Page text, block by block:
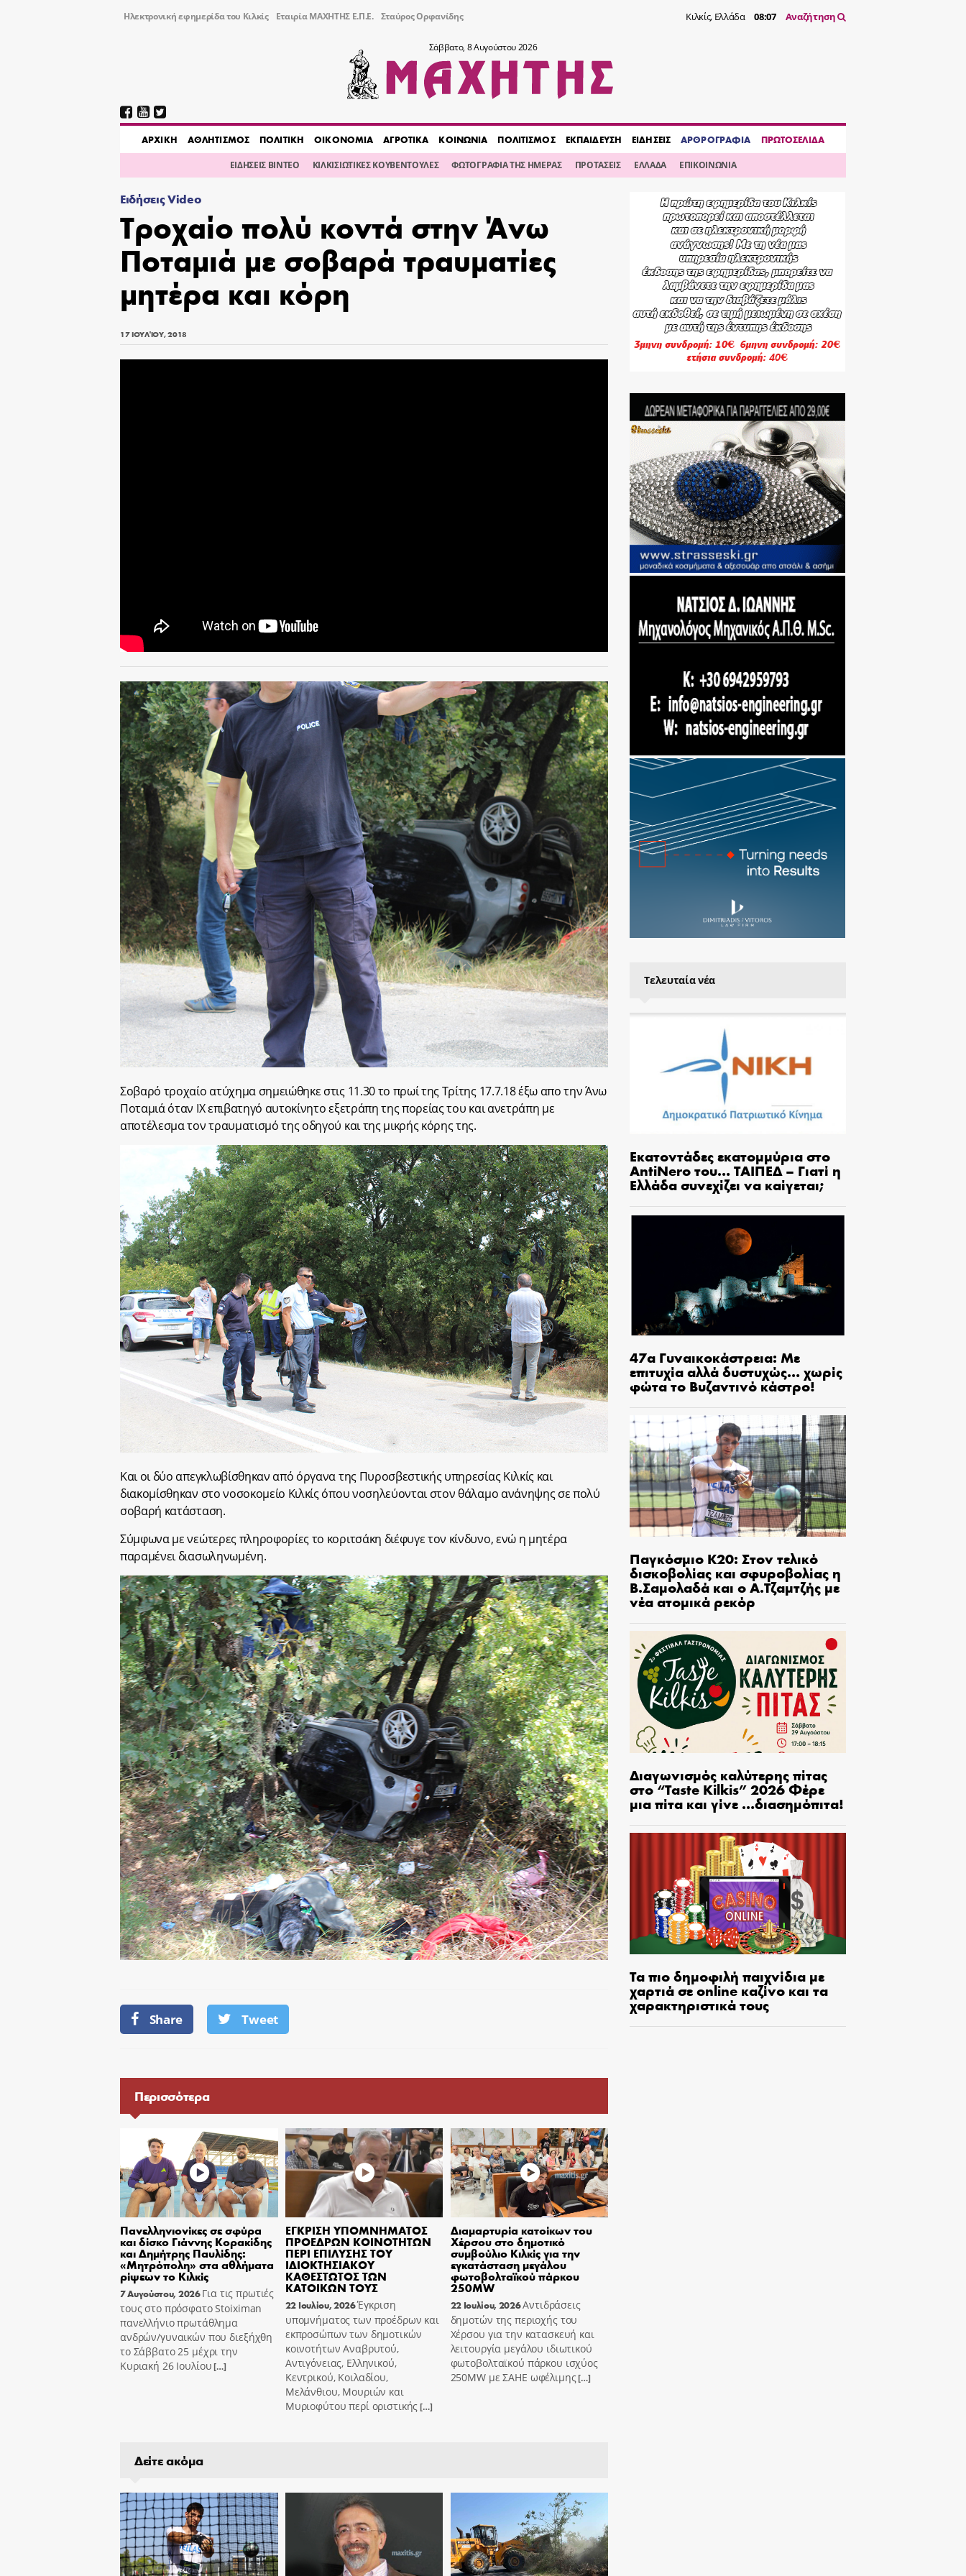
Ηλεκτρονική εφημερίδα του Κιλκίς Εταιρία ΜΑΧΗΤΗΣ Ε.Π.Ε. Σταύρος Ορφανίδης Κιλκίς, Ελλάδα 08:07 Αναζήτηση
Σάββατο, 8 Αυγούστου 2026
AΡΧΙΚΗ ΑΘΛΗΤΙΣΜΟΣ ΠΟΛΙΤΙΚΗ ΟΙΚΟΝΟΜΙΑ ΑΓΡΟΤΙΚΑ ΚΟΙΝΩΝΙΑ ΠΟΛΙΤΙΣΜΟΣ ΕΚΠΑΙΔΕΥΣΗ ΕΙΔΗΣΕΙΣ ΑΡΘΡΟΓΡΑΦΙΑ ΠΡΩΤΟΣΕΛΙΔΑ
ΕΙΔΗΣΕΙΣ ΒΙΝΤΕΟ ΚΙΛΚΙΣΙΩΤΙΚΕΣ ΚΟΥΒΕΝΤΟΥΛΕΣ ΦΩΤΟΓΡΑΦΙΑ ΤΗΣ ΗΜΕΡΑΣ ΠΡΟΤΑΣΕΙΣ ΕΛΛΑΔΑ ΕΠΙΚΟΙΝΩΝΙΑ
Ειδήσεις Video
Τροχαίο πολύ κοντά στην Άνω
Ποταμιά με σοβαρά τραυματίες
μητέρα και κόρη
17 ΙΟΥΛΊΟΥ, 2018
Σοβαρό τροχαίο ατύχημα σημειώθηκε στις 11.30 το πρωί της Τρίτης 17.7.18 έξω απο την Άνω
Ποταμιά όταν ΙΧ επιβατηγό αυτοκίνητο εξετράπη της πορείας του και ανετράπη με
αποτέλεσμα τον τραυματισμό της οδηγού και της μικρής κόρης της.
Και οι δύο απεγκλωβίσθηκαν από όργανα της Πυροσβεστικής υπηρεσίας Κιλκίς και
διακομίσθηκαν στο νοσοκομείο Κιλκίς όπου νοσηλεύονται στον θάλαμο ανάνηψης σε πολύ
σοβαρή κατάσταση.
Σύμφωνα με νεώτερες πληροφορίες το κοριτσάκη διέφυγε τον κίνδυνο, ενώ η μητέρα
παραμένει διασωληνωμένη.
Share Tweet
Περισσότερα
Πανελληνιονίκες σε σφύρα
και δίσκο Γιάννης Κορακίδης
και Δημήτρης Παυλίδης:
«Μητρόπολη» στα αθλήματα
ρίψεων το Κιλκίς
7 Αυγούστου, 2026Για τις πρωτιές
τους στο πρόσφατο Stoiximan
πανελλήνιο πρωτάθλημα
ανδρών/γυναικών που διεξήχθη
το Σάββατο 25 μέχρι την
Κυριακή 26 Ιουλίου[…]
ΕΓΚΡΙΣΗ ΥΠΟΜΝΗΜΑΤΟΣ
ΠΡΟΕΔΡΩΝ ΚΟΙΝΟΤΗΤΩΝ
ΠΕΡΙ ΕΠΙΛΥΣΗΣ ΤΟΥ
ΙΔΙΟΚΤΗΣΙΑΚΟΥ
ΚΑΘΕΣΤΩΤΟΣ ΤΩΝ
ΚΑΤΟΙΚΩΝ ΤΟΥΣ
22 Ιουλίου, 2026Έγκριση
υπομνήματος των προέδρων και
εκπροσώπων των δημοτικών
κοινοτήτων Αναβρυτού,
Αντιγόνειας, Ελληνικού,
Κεντρικού, Κοιλαδίου,
Μελάνθιου, Μουριών και
Μυριοφύτου περί οριστικής[…]
Διαμαρτυρία κατοίκων του
Χέρσου στο δημοτικό
συμβούλιο Κιλκίς για την
εγκατάσταση μεγάλου
φωτοβολταϊκού πάρκου
250MW
22 Ιουλίου, 2026Αντιδράσεις
δημοτών της περιοχής του
Χέρσου για την κατασκευή και
λειτουργία μεγάλου ιδιωτικού
φωτοβολταϊκού πάρκου ισχύος
250MW με ΣΑΗΕ ωφέλιμης[…]
Δείτε ακόμα
Τελευταία νέα
Εκατοντάδες εκατομμύρια στο
AntiNero του… ΤΑΙΠΕΔ – Γιατί η
Ελλάδα συνεχίζει να καίγεται;
47α Γυναικοκάστρεια: Με
επιτυχία αλλά δυστυχώς… χωρίς
φώτα το Βυζαντινό κάστρο!
Παγκόσμιο Κ20: Στον τελικό
δισκοβολίας και σφυροβολίας η
Β.Σαμολαδά και ο Α.Τζαμτζής με
νέα ατομικά ρεκόρ
Διαγωνισμός καλύτερης πίτας
στο “Taste Kilkis” 2026 Φέρε
μια πίτα και γίνε …διασημόπιτα!
Τα πιο δημοφιλή παιχνίδια με
χαρτιά σε online καζίνο και τα
χαρακτηριστικά τους